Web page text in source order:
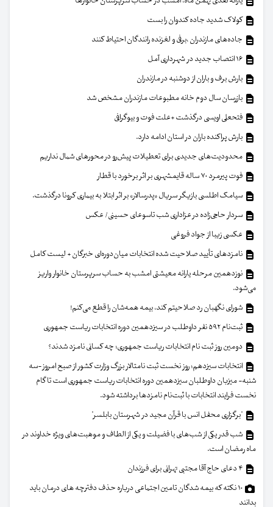
کولاک شدید جاده کندوان را بست
جاده‌های مازندران ،برفی و لغزنده رانندگان احتیاط کنند
بارش برف و باران از دوشنبه در مازندران
بازرسان سال دوم خانه مطبوعات مازندران مشخص شد
فتحعلی اویسی درگذشت +علت فوت و بیوگرافی
بارش پراکنده باران در استان ادامه دارد.
محدودیت‌های جدیدی برای تعطیلات پیش‌رو در محورهای شمال نداریم
فوت پیرمرد ۷۰ ساله قایمشهری بر اثر برخورد با قطار
سیامک اطلسی بازیگر سریال «پدرسالار» بر اثر ابتلا به بیماری کرونا درگذشت.
سردار حاجی‌زاده در عزاداری شب تاسوعای حسینی/ عکس
عکسی زیبا از جواد فروغی
نامزدهای تأیید صلاحیت شده انتخابات میان‌دوره‌ای خبرگان + لیست کامل
نوزدهمین مرحله یارانه معیشتی امشب به حساب سرپرستان خانوار واریز
می‌شود.
شورای نگهبان رد صلاحیتم کند، بیمه همه‌شان را قطع می‌کنم!
ثبت‌نام ۵۹۲ نفر داوطلب در سیزدهمین دوره انتخابات ریاست جمهوری
دومین روز ثبت نام انتخابات ریاست جمهوری؛ چه کسانی نامزد شدند؟
انتخابات سیزدهم؛ روز نخست ثبت نامتالار بزرگ وزارت کشور از صبح امروز -سه
شنبه- میزبان داوطلبان سیزدهمین دوره انتخابات ریاست جمهوری است تا گام
نخست فرایند انتخابات با ثبت‌نام نامزدها برداشته شود.
"برگزاری محفل انس با قرآن مجید در شهرستان بابلسر"
شب قدر یکی از شب‌های با فضیلت و یکی از الطاف و موهبت‌های ویژه خداوند در
ماه رمضان است.
۱۰ نکته که بیمه شدگان تامین اجتماعی درباره حذف دفترچه های درمان باید
بدانند